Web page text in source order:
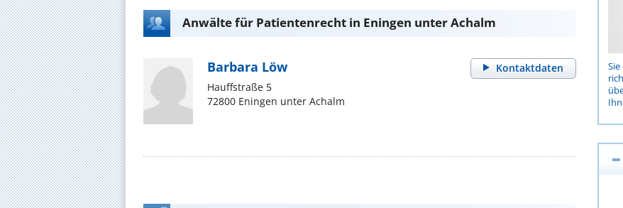
Anwälte für Patientenrecht in Eningen unter Achalm
Kontaktdaten
Barbara Löw
Hauffstraße 5
72800 Eningen unter Achalm